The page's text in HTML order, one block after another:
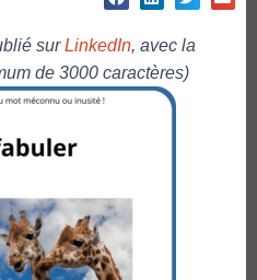
surLinkedIn, avec la
de 3000 caractères)